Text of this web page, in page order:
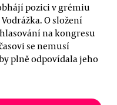
pozici v grémiu
O složení
na kongresu
se nemusí
plně odpovídala jeho